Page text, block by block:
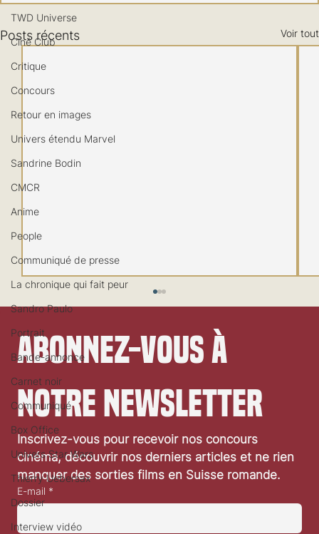
TWD Universe
Ciné Club
Critique
Concours
Retour en images
Univers étendu Marvel
Sandrine Bodin
CMCR
Anime
People
Communiqué de presse
La chronique qui fait peur
Sandro Paulo
Portrait
Bande-annonce
Carnet noir
Communiqué
Box Office
Univers Star Wars
Thierry Uebersax
Dossier
Interview vidéo
Posts récents Voir tout
Festival de Locarno 2026: Taxi Driver
Abonnez-vous à
notre newsletter
Inscrivez-vous pour recevoir nos concours
cinéma, découvrir nos derniers articles et ne rien
manquer des sorties films en Suisse romande.
E-mail *